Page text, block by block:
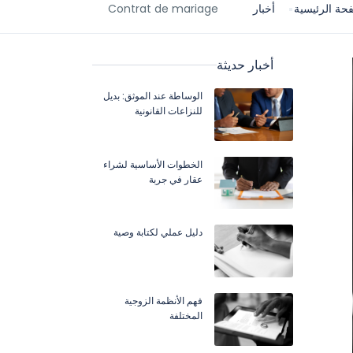
الرئيسية أخبار Contrat de mariage
أخبار حديثة
الوساطة عند الموثق: بديل
للنزاعات القانونية
الخطوات الأساسية لشراء
عقار في جربة
دليل عملي لكتابة وصية
فهم الأنظمة الزوجية
المختلفة